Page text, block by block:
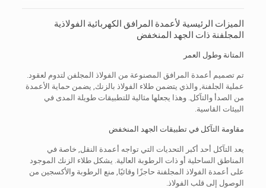
الميزات الرئيسية لأعمدة المرافق الكهربائية الفولاذية
المجلفنة ذات الجهد المنخفض
المتانة وطول العمر
تم تصميم أعمدة المرافق المصنوعة من الفولاذ المجلفن لتدوم لعقود.
عملية الجلفنة, والذي يتضمن طلاء الفولاذ بالزنك, يضمن حماية الأعمدة
من الصدأ والتآكل. وهذا يجعلها مثالية للتطبيقات طويلة المدى في
البيئات القاسية.
مقاومة التآكل في تطبيقات الجهد المنخفض
يعد التآكل أحد أكبر التحديات التي تواجه أعمدة النقل, خاصة في
المناطق الساحلية أو ذات الرطوبة العالية. يشكل طلاء الزنك الموجود
على أعمدة الفولاذ المجلفنة حاجزًا وقائيًا, منع الرطوبة والأكسجين من
الوصول إلى قلب الفولاذ.